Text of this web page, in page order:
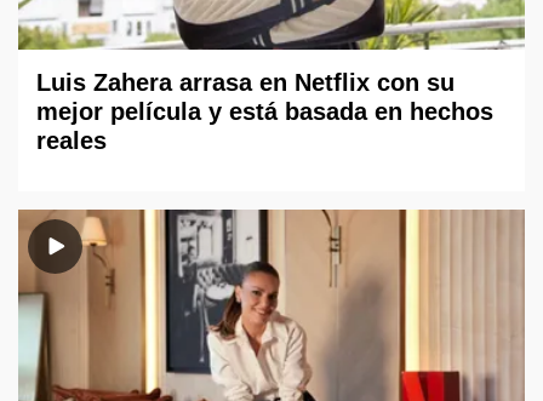
Luis Zahera arrasa en Netflix con su
mejor película y está basada en hechos
reales